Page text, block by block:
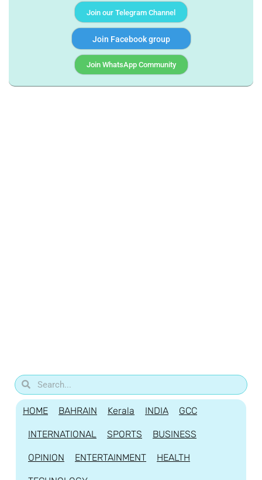
Join our Telegram Channel
Join Facebook group
Join WhatsApp Community
HOME BAHRAIN Kerala INDIA GCC
INTERNATIONAL SPORTS BUSINESS
OPINION ENTERTAINMENT HEALTH